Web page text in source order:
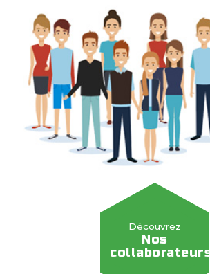
Découvrez
Nos
collaborateurs